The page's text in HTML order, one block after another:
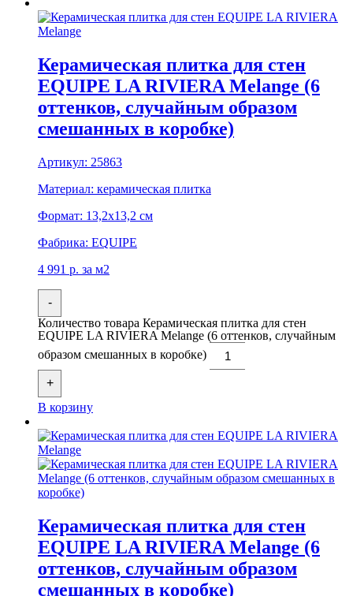
Керамическая плитка для стен
EQUIPE LA RIVIERA Melange (6
оттенков, случайным образом
смешанных в коробке)
Артикул: 25863
Материал: керамическая плитка
Формат: 13,2x13,2 см
Фабрика: EQUIPE
4 991 р. за м2
-
Количество товара Керамическая плитка для стен
EQUIPE LA RIVIERA Melange (6 оттенков, случайным
образом смешанных в коробке)
+
В корзину
Керамическая плитка для стен
EQUIPE LA RIVIERA Melange (6
оттенков, случайным образом
смешанных в коробке)